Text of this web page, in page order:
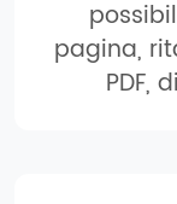
pagina,
PDF,